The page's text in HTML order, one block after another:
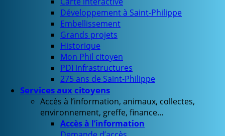
Développement à Saint-Philippe
Embellissement
Grands projets
Historique
Mon Phil citoyen
PDI infrastructures
275 ans de Saint-Philippe
Services aux citoyens
Accès à l’information, animaux, collectes,
environnement, greffe, finance…
Accès à l’information